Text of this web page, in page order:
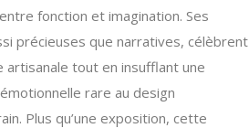
fonction et imagination. Ses
précieuses que narratives, célèbrent
artisanale tout en insufflant une
rare au design
Plus qu’une exposition, cette